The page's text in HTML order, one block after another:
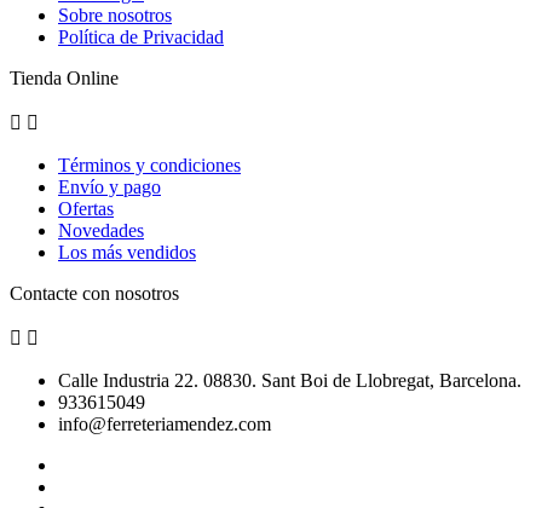
Sobre nosotros
Política de Privacidad
Tienda Online
 
Términos y condiciones
Envío y pago
Ofertas
Novedades
Los más vendidos
Contacte con nosotros
 
Calle Industria 22. 08830. Sant Boi de Llobregat, Barcelona.
933615049
info@ferreteriamendez.com